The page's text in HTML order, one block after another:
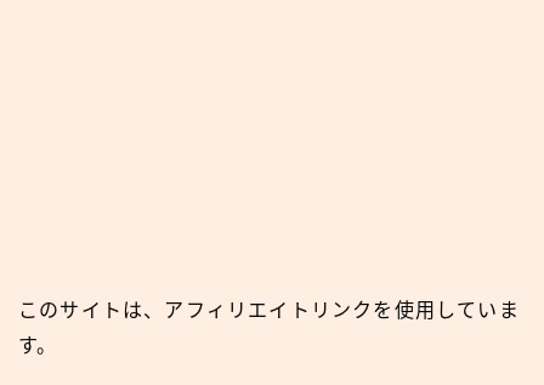
このサイトは、アフィリエイトリンクを使用していま
す。